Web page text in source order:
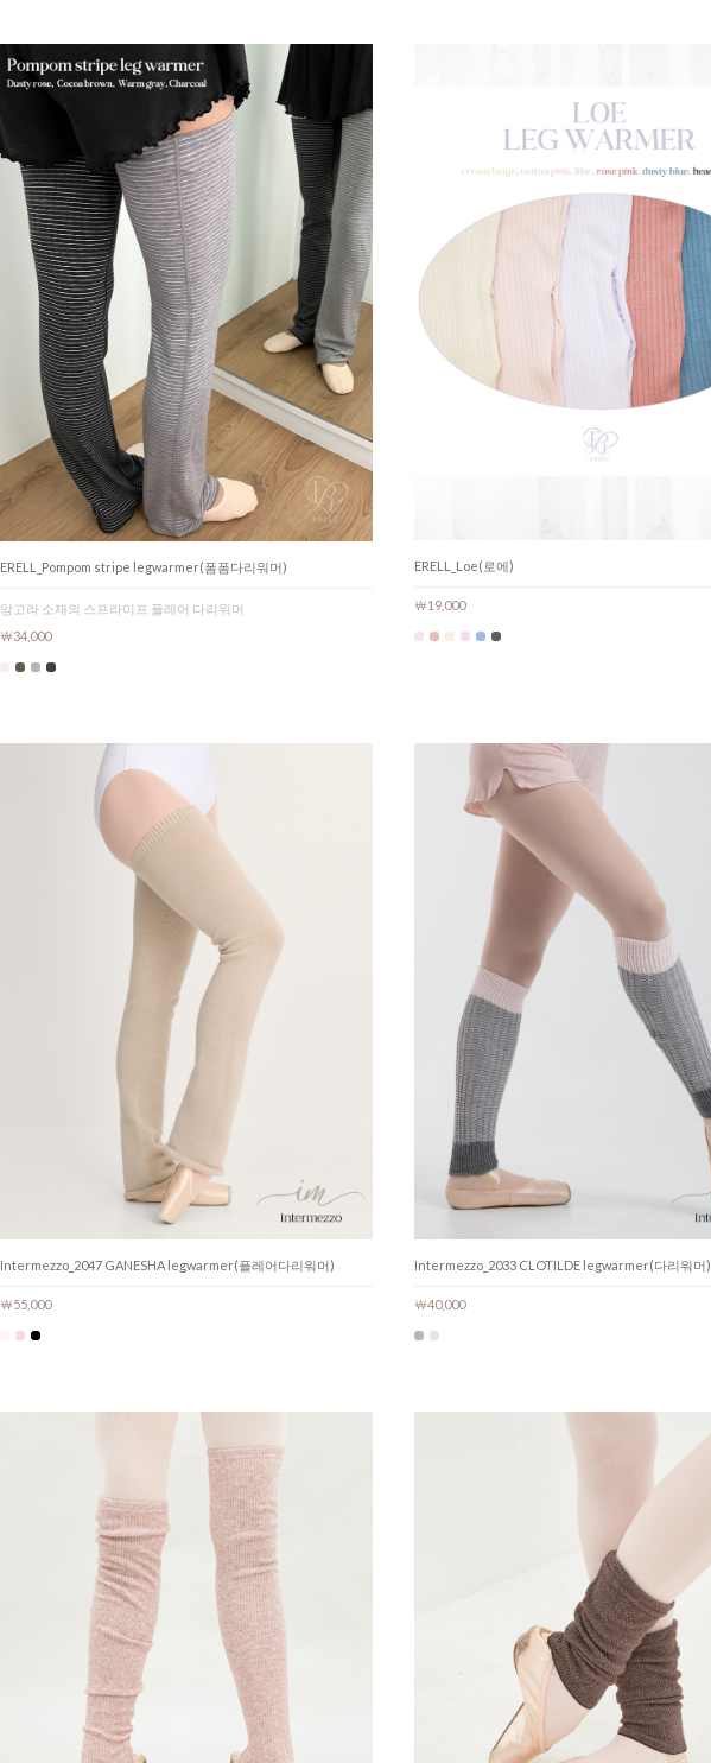
ERELL_Pompom stripe legwarmer(폼폼다리워머)
앙고라 소재의 스프라이프 플레어 다리워머
￦34,000
ERELL_Loe(로에)
￦19,000
Intermezzo_2047 GANESHA legwarmer(플레어다리워머)
￦55,000
Intermezzo_2033 CLOTILDE legwarmer(다리워머)
￦40,000